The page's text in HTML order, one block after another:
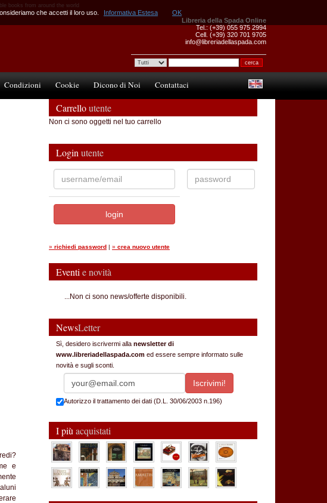
books from around the world
Libreria della Spada Online
Tel.: (+39) 055 975 2994
Cell. (+39) 320 701 9705
info@libreriadellaspada.com
Condizioni Cookie Dicono di Noi Contattaci
e
Carrelloutente
Non ci sono oggetti nel tuo carrello
Login utente
» richiedi password | » crea nuovo utente
Eventi e novità
...Non ci sono news/offerte disponibili.
NewsLetter
Sì, desidero iscrivermi alla newsletter di
www.libreriadellaspada.com ed essere sempre informato sulle
novità e sugli sconti.
Autorizzo il trattamento dei dati (D.L. 30/06/2003 n.196)
I più acquistati
che accetti il loro uso. Informativa Estesa OK